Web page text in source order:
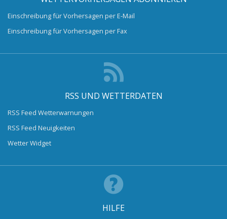
Einschreibung für Vorhersagen per E-Mail
Einschreibung für Vorhersagen per Fax
RSS UND WETTERDATEN
RSS Feed Wetterwarnungen
RSS Feed Neuigkeiten
Wetter Widget
HILFE